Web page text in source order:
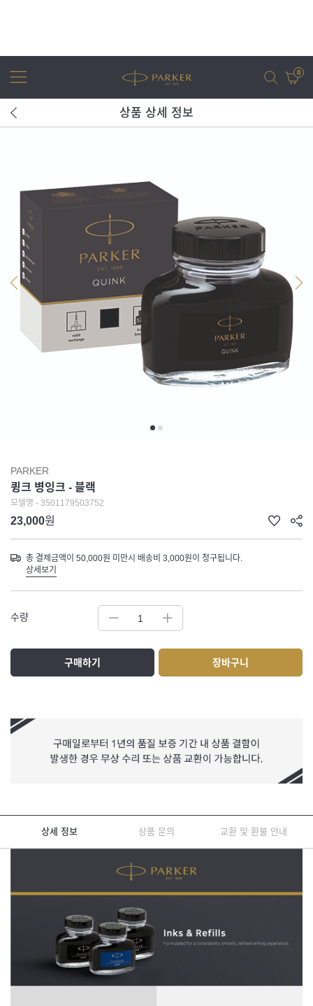
0
상품 상세 정보
PARKER
큉크 병잉크 - 블랙
모델명 - 3501179503752
23,000원
총 결제금액이 50,000원 미만시 배송비 3,000원이 청구됩니다.
상세보기
수량
구매하기 장바구니
상세 정보 상품 문의 교환 및 환불 안내